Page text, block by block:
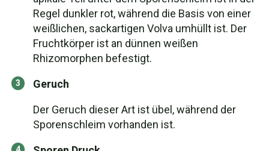
Regel dunkler rot, während die Basis von einer
weißlichen, sackartigen Volva umhüllt ist. Der
Fruchtkörper ist an dünnen weißen
Rhizomorphen befestigt.
Geruch
Der Geruch dieser Art ist übel, während der
Sporenschleim vorhanden ist.